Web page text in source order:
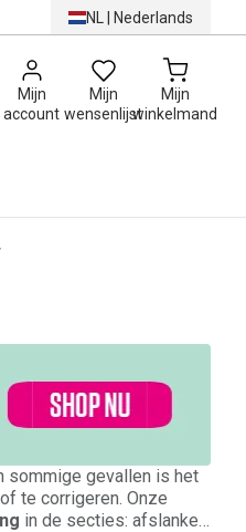
NL | Nederlands
Mijn
account
Mijn
wensenlijst
Mijn
winkelmand
sommige gevallen is het
te corrigeren. Onze
in de secties: afslanken,